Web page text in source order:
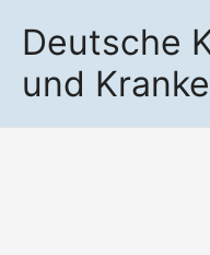
Inhalt
springen
Deutsche
und